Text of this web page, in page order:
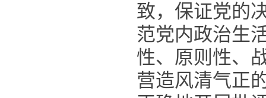
致，保证党的
范党内政治生
性、原则性、
营造风清气正